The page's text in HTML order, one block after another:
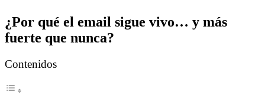
¿Por qué el email sigue vivo… y más
fuerte que nunca?
Contenidos